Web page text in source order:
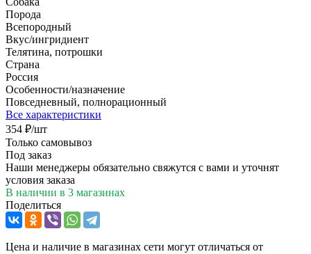
Порода
Всепородный
Вкус/ингридиент
Телятина, потрошки
Страна
Россия
Особенности/назначение
Повседневный, полнорационный
Все характеристики
354 ₽/шт
Только самовывоз
Под заказ
Наши менеджеры обязательно свяжутся с вами и уточнят
условия заказа
В наличии в 3 магазинах
Поделиться
Цена и наличие в магазинах сети могут отличаться от